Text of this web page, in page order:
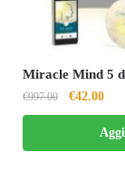
Miracle Mind 5
€997.00
Il
prezzo
originale
era:
€42.00Il
è: